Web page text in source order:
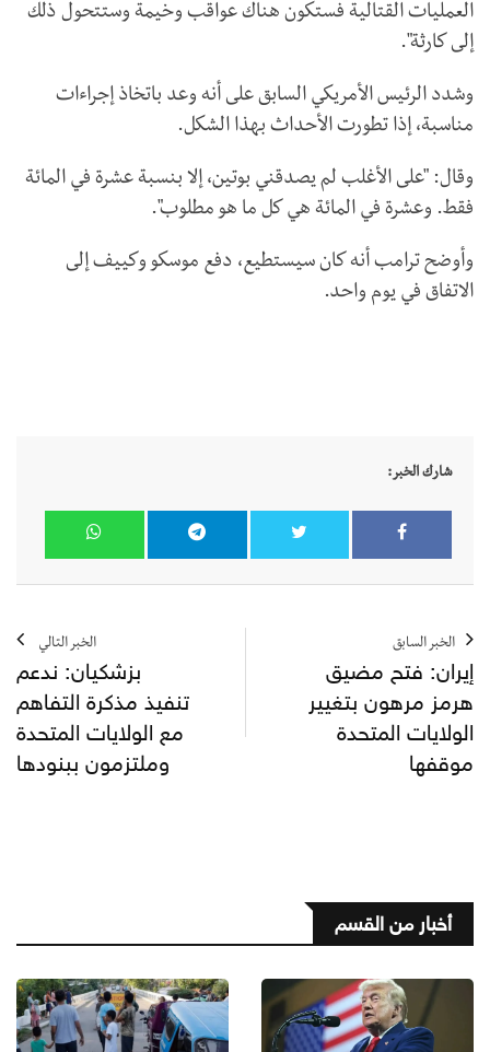
العمليات القتالية فستكون هناك عواقب وخيمة وستتحول ذلك
إلى كارثة".
وشدد الرئيس الأمريكي السابق على أنه وعد باتخاذ إجراءات
مناسبة، إذا تطورت الأحداث بهذا الشكل.
وقال: "على الأغلب لم يصدقني بوتين، إلا بنسبة عشرة في المائة
فقط. وعشرة في المائة هي كل ما هو مطلوب".
وأوضح ترامب أنه كان سيستطيع، دفع موسكو وكييف إلى
الاتفاق في يوم واحد.
شارك الخبر:
الخبر السابق
إيران: فتح مضيق
هرمز مرهون بتغيير
الولايات المتحدة
موقفها
الخبر التالي
بزشكيان: ندعم
تنفيذ مذكرة التفاهم
مع الولايات المتحدة
وملتزمون ببنودها
أخبار من القسم